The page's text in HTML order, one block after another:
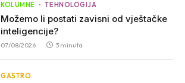
KOLUMNE TEHNOLOGIJA
Možemo li postati zavisni od vještačke
inteligencije?
07/08/2026 3 minuta
GASTRO